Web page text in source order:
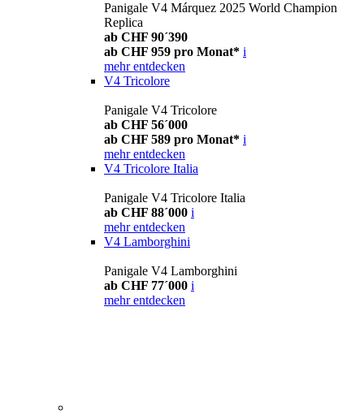
Panigale V4 Márquez 2025 World Champion
Replica
ab CHF 90´390
ab CHF 959 pro Monat* i
mehr entdecken
V4 Tricolore
Panigale V4 Tricolore
ab CHF 56´000
ab CHF 589 pro Monat* i
mehr entdecken
V4 Tricolore Italia
Panigale V4 Tricolore Italia
ab CHF 88´000 i
mehr entdecken
V4 Lamborghini
Panigale V4 Lamborghini
ab CHF 77´000 i
mehr entdecken